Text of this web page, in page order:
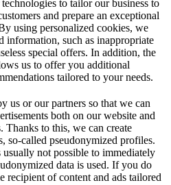
to tailor our business to
and prepare an exceptional
using personalized cookies, we
information, such as inappropriate
special offers. In addition, the
us to offer you additional
tailored to your needs.
us or our partners so that we can
both on our website and
Thanks to this, we can create
so-called pseudonymized profiles.
not possible to immediately
data is used. If you do
recipient of content and ads tailored